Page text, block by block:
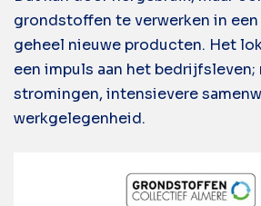
grondstoffen te verwerken in
geheel nieuwe producten. Het
een impuls aan het
stromingen, intensievere
werkgelegenheid.